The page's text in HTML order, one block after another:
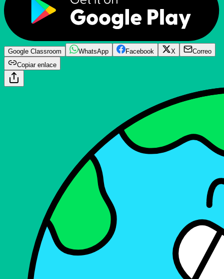
Google Classroom WhatsApp Facebook X
Correo
Copiar enlace